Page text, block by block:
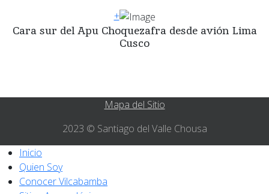
+
Cara sur del Apu Choquezafra desde avión Lima
Cusco
Mapa del Sitio
2023 © Santiago del Valle Chousa
Inicio
Quien Soy
Conocer Vilcabamba